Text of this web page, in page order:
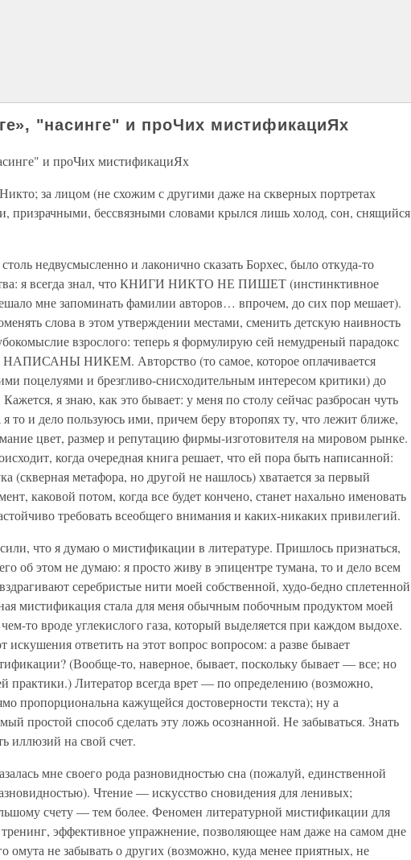
"насинге" и проЧих мистификациЯх
и проЧих мистификациЯх
за лицом (не схожим с другими даже на скверных портретах
призрачными, бессвязными словами крылся лишь холод, сон, снящийся
недвусмысленно и лаконично сказать Борхес, было откуда-то
я всегда знал, что КНИГИ НИКТО НЕ ПИШЕТ (инстинктивное
мне запоминать фамилии авторов… впрочем, до сих пор мешает).
слова в этом утверждении местами, сменить детскую наивность
взрослого: теперь я формулирую сей немудреный парадокс
НИКЕМ. Авторство (то самое, которое оплачивается
поцелуями и брезгливо-снисходительным интересом критики) до
я знаю, как это бывает: у меня по столу сейчас разбросан чуть
я то и дело пользуюсь ими, причем беру второпях ту, что лежит ближе,
цвет, размер и репутацию фирмы-изготовителя на мировом рынке.
когда очередная книга решает, что ей пора быть написанной:
(скверная метафора, но другой не нашлось) хватается за первый
каковой потом, когда все будет кончено, станет нахально именовать
требовать всеобщего внимания и каких-никаких привилегий.
что я думаю о мистификации в литературе. Пришлось признаться,
об этом не думаю: я просто живу в эпицентре тумана, то и дело всем
серебристые нити моей собственной, худо-бедно сплетенной
мистификация стала для меня обычным побочным продуктом моей
то вроде углекислого газа, который выделяется при каждом выдохе.
искушения ответить на этот вопрос вопросом: а разве бывает
(Вообще-то, наверное, бывает, поскольку бывает — все; но
практики.) Литератор всегда врет — по определению (возможно,
пропорциональна кажущейся достоверности текста); ну а
простой способ сделать эту ложь осознанной. Не забываться. Знать
иллюзий на свой счет.
мне своего рода разновидностью сна (пожалуй, единственной
Чтение — искусство сновидения для ленивых;
счету — тем более. Феномен литературной мистификации для
эффективное упражнение, позволяющее нам даже на самом дне
омута не забывать о других (возможно, куда менее приятных, не